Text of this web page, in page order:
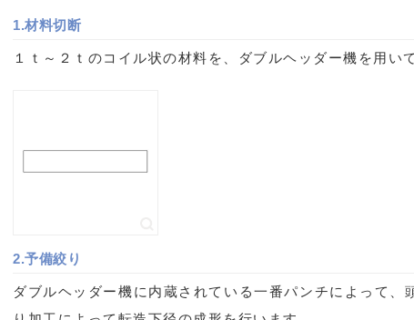
1.材料切断
１ｔ～２ｔのコイル状の材料を、ダブルヘッダー機を用い
2.予備絞り
ダブルヘッダー機に内蔵されている一番パンチによって